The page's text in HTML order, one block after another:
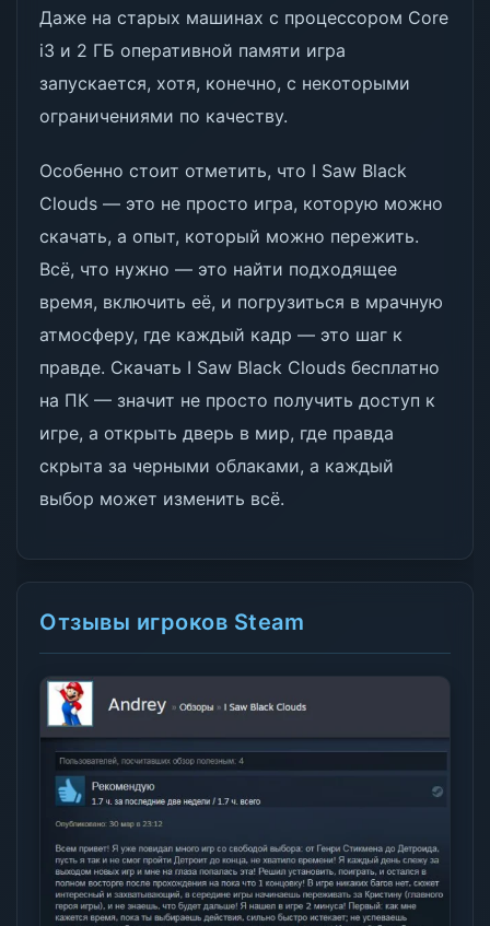
Даже на старых машинах с процессором Core
i3 и 2 ГБ оперативной памяти игра
запускается, хотя, конечно, с некоторыми
ограничениями по качеству.
Особенно стоит отметить, что I Saw Black
Clouds — это не просто игра, которую можно
скачать, а опыт, который можно пережить.
Всё, что нужно — это найти подходящее
время, включить её, и погрузиться в мрачную
атмосферу, где каждый кадр — это шаг к
правде. Скачать I Saw Black Clouds бесплатно
на ПК — значит не просто получить доступ к
игре, а открыть дверь в мир, где правда
скрыта за черными облаками, а каждый
выбор может изменить всё.
Отзывы игроков Steam